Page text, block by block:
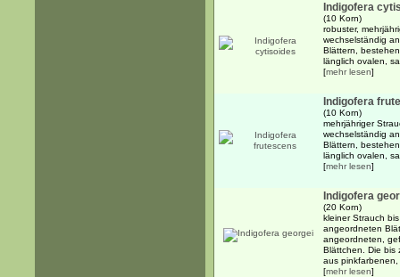
Indigofera
(10 Korn)
robuster,
wechselständig
Blättern,
länglich ovalen,
[mehr lesen]
Indigofera
(10 Korn)
mehrjähriger
wechselständig
Blättern,
länglich ovalen,
[mehr lesen]
Indigofera
(20 Korn)
kleiner Strauch
angeordneten
angeordneten,
Blättchen. Die bis
aus pinkfarbenen,
[mehr lesen]